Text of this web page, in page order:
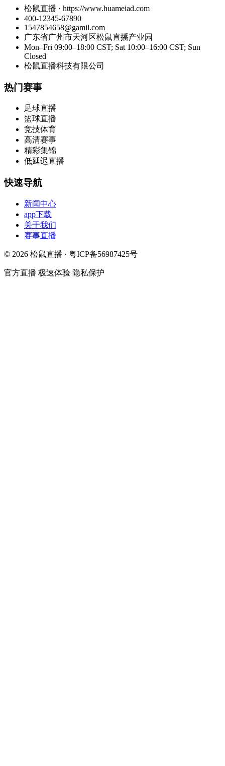
松鼠直播 · https://www.huameiad.com
400-12345-67890
1547854658@gamil.com
广东省广州市天河区松鼠直播产业园
Mon–Fri 09:00–18:00 CST; Sat 10:00–16:00 CST; Sun
Closed
松鼠直播科技有限公司
热门赛事
足球直播
篮球直播
竞技体育
高清赛事
精彩集锦
低延迟直播
快速导航
新闻中心
app下载
关于我们
赛事直播
© 2026 松鼠直播 · 粤ICP备56987425号
官方直播 极速体验 隐私保护